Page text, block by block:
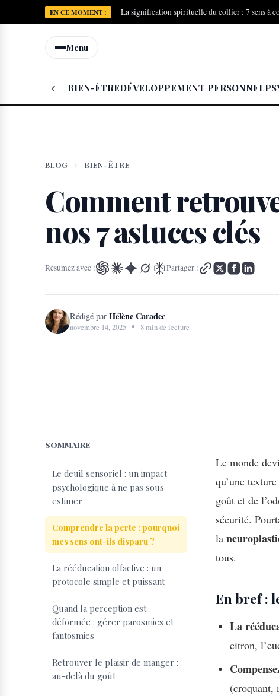
EN CE MOMENT : La signification spirituelle du collier : 7 sens à
Menu
‹ BIEN-ÊTREDÉVELOPPEMENT PERSONNEL
BLOG › BIEN-ÊTRE
Comment
nos 7 astuces clés
Résumez avec : Partager :
Rédigé par Hélène Caradec
novembre 14, 2025 • 8 min de lecture
SOMMAIRE
Le deuil sensoriel : un impact
psychologique à ne pas sous-
estimer
Comprendre la perte : pourquoi
mes sens ont-ils disparu ?
La rééducation olfactive : un
protocole simple et puissant
Quand la perception est
déformée : gérer parosmies et
fantosmies
Retrouver le plaisir de manger :
au-delà du goût
Le monde
qu’une
goût et de
sécurité.
la
tous.
En bref :
La
citron,
(croquant,